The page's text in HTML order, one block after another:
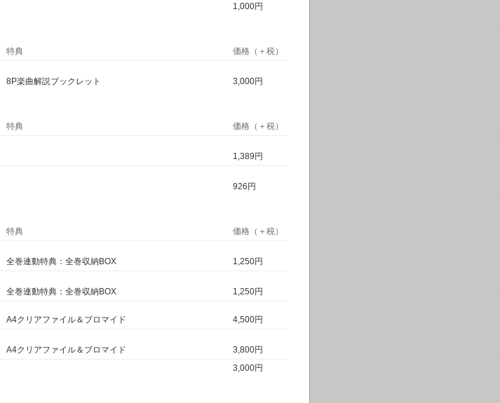
1,000円
特典
価格（＋税）
8P楽曲解説ブックレット 3,000円
特典
価格（＋税）
1,389円
926円
特典
価格（＋税）
全巻連動特典：全巻収納BOX
1,250円
全巻連動特典：全巻収納BOX
1,250円
A4クリアファイル＆ブロマイド
4,500円
A4クリアファイル＆ブロマイド
3,800円
3,000円